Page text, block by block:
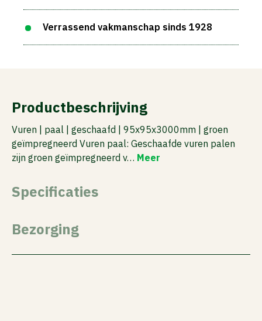
Verrassend vakmanschap sinds 1928
Productbeschrijving
Vuren | paal | geschaafd | 95x95x3000mm | groen
geïmpregneerd Vuren paal: Geschaafde vuren palen
zijn groen geïmpregneerd v… Meer
Specificaties
Bezorging